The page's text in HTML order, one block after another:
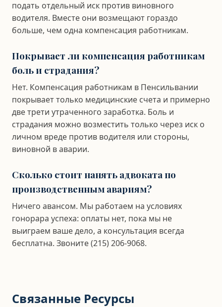
подать отдельный иск против виновного
водителя. Вместе они возмещают гораздо
больше, чем одна компенсация работникам.
Покрывает ли компенсация работникам
боль и страдания?
Нет. Компенсация работникам в Пенсильвании
покрывает только медицинские счета и примерно
две трети утраченного заработка. Боль и
страдания можно возместить только через иск о
личном вреде против водителя или стороны,
виновной в аварии.
Сколько стоит нанять адвоката по
производственным авариям?
Ничего авансом. Мы работаем на условиях
гонорара успеха: оплаты нет, пока мы не
выиграем ваше дело, а консультация всегда
бесплатна. Звоните (215) 206-9068.
Связанные Ресурсы